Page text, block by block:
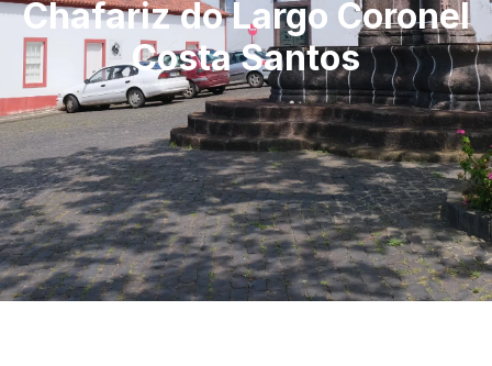
Chafariz do Largo Coronel
Costa Santos